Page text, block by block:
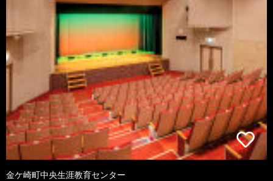
金ケ崎町中央生涯教育センター